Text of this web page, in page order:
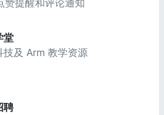
赞提醒和评论通知
堂
技及 Arm 教学资源
聘